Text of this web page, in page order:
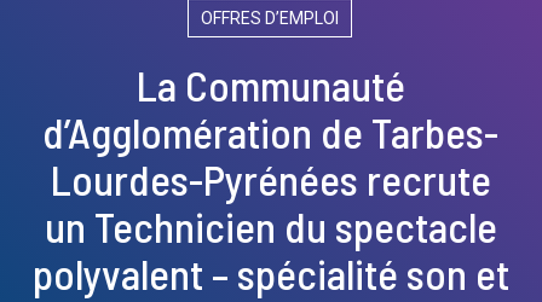
OFFRES D’EMPLOI
La Communauté
d’Agglomération de Tarbes-
Lourdes-Pyrénées recrute
un Technicien du spectacle
polyvalent – spécialité son et